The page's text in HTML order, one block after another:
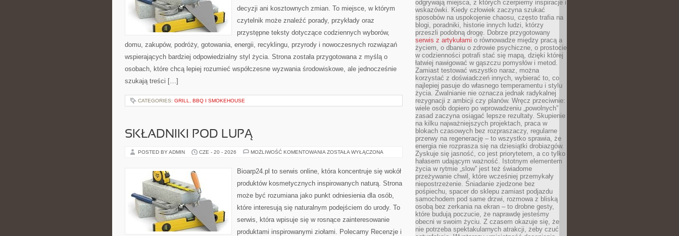
decyzji ani kosztownych zmian. To miejsce, w którym
czytelnik może znaleźć porady, przykłady oraz
przystępne teksty dotyczące codziennych wyborów,
domu, zakupów, podróży, gotowania, energii, recyklingu, przyrody i nowoczesnych rozwiązań
wspierających bardziej odpowiedzialny styl życia. Strona została przygotowana z myślą o
osobach, które chcą lepiej rozumieć współczesne wyzwania środowiskowe, ale jednocześnie
szukają treści […]
CATEGORIES: GRILL, BBQ I SMOKEHOUSE
SKŁADNIKI POD LUPĄ
POSTED BY ADMIN CZE - 20 - 2026 MOŻLIWOŚĆ KOMENTOWANIA SKŁADNIKI
ZOSTAŁA WYŁĄCZONA
Bioarp24.pl to serwis online, która koncentruje się wokół
produktów kosmetycznych inspirowanych naturą. Strona
może być rozumiana jako punkt odniesienia dla osób,
które interesują się naturalnym podejściem do urody. To
serwis, która wpisuje się w rosnące zainteresowanie
produktami inspirowanymi ziołami. Polecamy Recenzje i
odgrywają miejsca, z których czerpiemy inspiracje i
wskazówki. Kiedy człowiek zaczyna szukać
sposobów na uspokojenie chaosu, często trafia na
blogi, poradniki, historie innych ludzi, którzy
przeszli podobną drogę. Dobrze przygotowany
serwis z artykułami o równowadze między pracą a
życiem, o dbaniu o zdrowie psychiczne, o prostocie
w codzienności potrafi stać się mapą, dzięki której
łatwiej nawigować w gąszczu pomysłów i metod.
Zamiast testować wszystko naraz, można
korzystać z doświadczeń innych, wybierać to, co
najlepiej pasuje do własnego temperamentu i stylu
życia. Zwalnianie nie oznacza jednak radykalnej
rezygnacji z ambicji czy planów. Wręcz przeciwnie:
wiele osób dopiero po wprowadzeniu „powolnych”
zasad zaczyna osiągać lepsze rezultaty. Skupienie
na kilku najważniejszych projektach, praca w
blokach czasowych bez rozpraszaczy, regularne
przerwy na regenerację – to wszystko sprawia, że
energia nie rozprasza się na dziesiątki drobiazgów.
Zyskuje się jasność, co jest priorytetem, a co tylko
hałasem udającym ważność. Istotnym elementem
życia w rytmie „slow” jest też świadome
przeżywanie chwil, które wcześniej przemykały
niepostrzeżenie. Śniadanie zjedzone bez
pośpiechu, spacer do sklepu zamiast podjazdu
samochodem pod same drzwi, rozmowa z bliską
osobą bez zerkania na ekran – to drobne gesty,
które budują poczucie, że naprawdę jesteśmy
obecni w swoim życiu. Z czasem okazuje się, że
nie potrzeba spektakularnych atrakcji, żeby czuć